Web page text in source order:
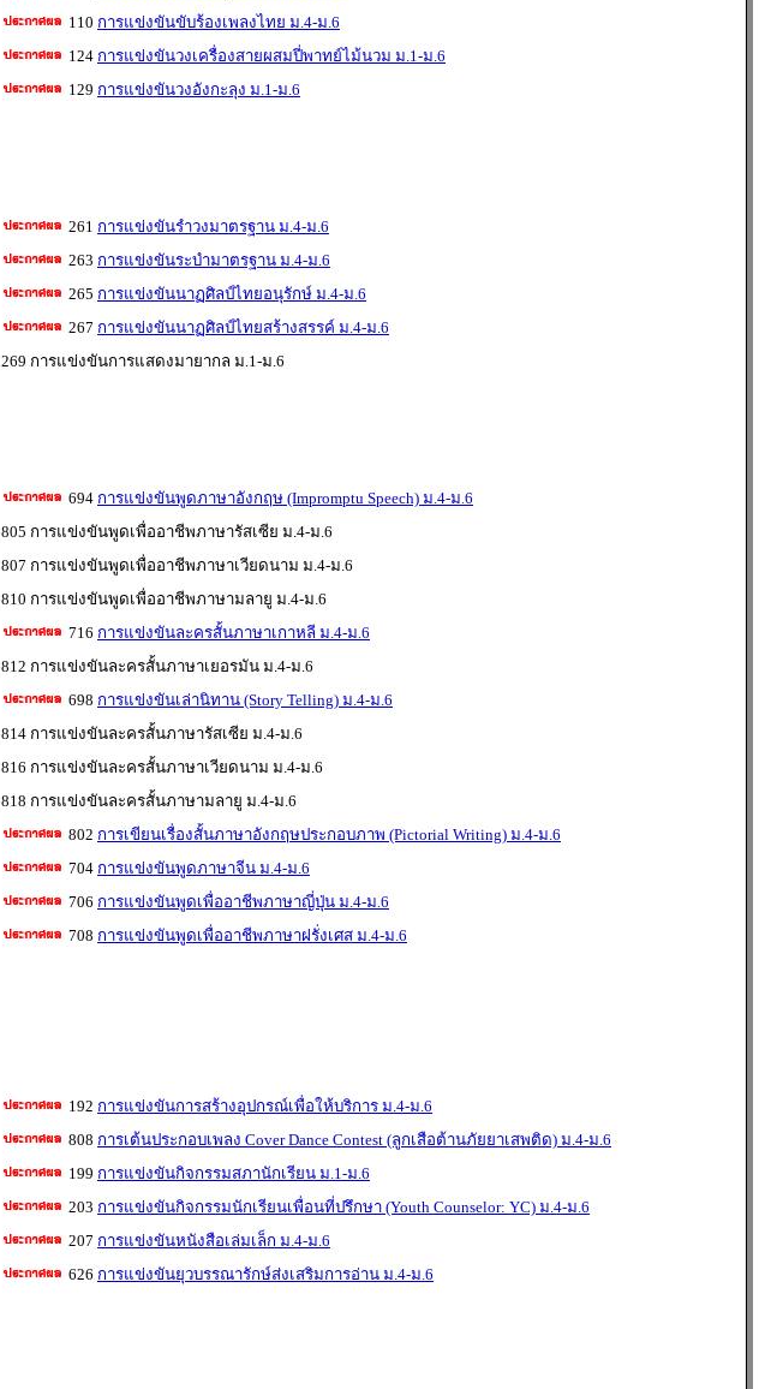
110 การแข่งขันขับร้องเพลงไทย ม.4-ม.6
124 การแข่งขันวงเครื่องสายผสมปี่พาทย์ไม้นวม ม.1-ม.6
129 การแข่งขันวงอังกะลุง ม.1-ม.6
261 การแข่งขันรำวงมาตรฐาน ม.4-ม.6
263 การแข่งขันระบำมาตรฐาน ม.4-ม.6
265 การแข่งขันนาฏศิลป์ไทยอนุรักษ์ ม.4-ม.6
267 การแข่งขันนาฏศิลป์ไทยสร้างสรรค์ ม.4-ม.6
269 การแข่งขันการแสดงมายากล ม.1-ม.6
694 การแข่งขันพูดภาษาอังกฤษ (Impromptu Speech) ม.4-ม.6
805 การแข่งขันพูดเพื่ออาชีพภาษารัสเซีย ม.4-ม.6
807 การแข่งขันพูดเพื่ออาชีพภาษาเวียดนาม ม.4-ม.6
810 การแข่งขันพูดเพื่ออาชีพภาษามลายู ม.4-ม.6
716 การแข่งขันละครสั้นภาษาเกาหลี ม.4-ม.6
812 การแข่งขันละครสั้นภาษาเยอรมัน ม.4-ม.6
698 การแข่งขันเล่านิทาน (Story Telling) ม.4-ม.6
814 การแข่งขันละครสั้นภาษารัสเซีย ม.4-ม.6
816 การแข่งขันละครสั้นภาษาเวียดนาม ม.4-ม.6
818 การแข่งขันละครสั้นภาษามลายู ม.4-ม.6
802 การเขียนเรื่องสั้นภาษาอังกฤษประกอบภาพ (Pictorial Writing) ม.4-ม.6
704 การแข่งขันพูดภาษาจีน ม.4-ม.6
706 การแข่งขันพูดเพื่ออาชีพภาษาญี่ปุ่น ม.4-ม.6
708 การแข่งขันพูดเพื่ออาชีพภาษาฝรั่งเศส ม.4-ม.6
192 การแข่งขันการสร้างอุปกรณ์เพื่อให้บริการ ม.4-ม.6
808 การเต้นประกอบเพลง Cover Dance Contest (ลูกเสือต้านภัยยาเสพติด) ม.4-ม.6
199 การแข่งขันกิจกรรมสภานักเรียน ม.1-ม.6
203 การแข่งขันกิจกรรมนักเรียนเพื่อนที่ปรึกษา (Youth Counselor: YC) ม.4-ม.6
207 การแข่งขันหนังสือเล่มเล็ก ม.4-ม.6
626 การแข่งขันยุวบรรณารักษ์ส่งเสริมการอ่าน ม.4-ม.6